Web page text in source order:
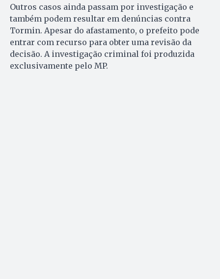
Outros casos ainda passam por investigação e
também podem resultar em denúncias contra
Tormin. Apesar do afastamento, o prefeito pode
entrar com recurso para obter uma revisão da
decisão. A investigação criminal foi produzida
exclusivamente pelo MP.